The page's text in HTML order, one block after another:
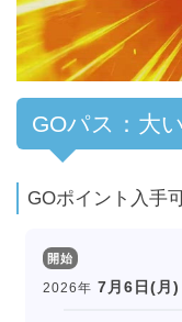
00:00 /
GOパス：大
GOポイント入手
開始
2026年 7月6日(月